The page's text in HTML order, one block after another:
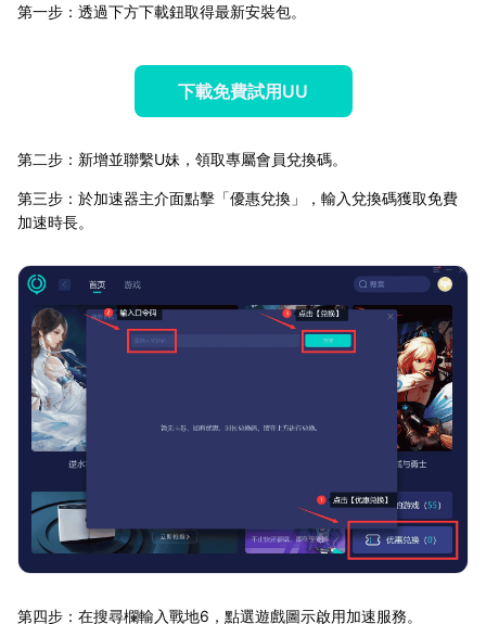
第一步：透過下方下載鈕取得最新安裝包。
下載免費試用UU
第二步：新增並聯繫U妹，領取專屬會員兌換碼。
第三步：於加速器主介面點擊「優惠兌換」，輸入兌換碼獲取免費
加速時長。
第四步：在搜尋欄輸入戰地6，點選遊戲圖示啟用加速服務。